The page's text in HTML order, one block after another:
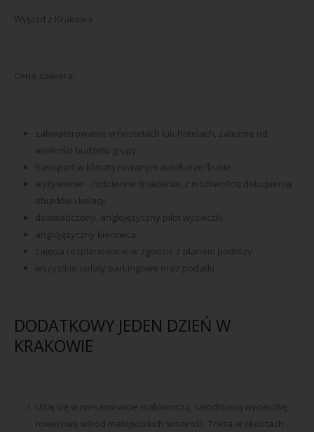
Wyjazd z Krakowa
Cena zawiera:
zakwaterowanie w hostelach lub hotelach, zależnie od
wielkości budżetu grupy
transport w klimatyzowanym autokarze/busie
wyżywienie - codzienne śniadania, z możliwością dokupienia
obiadów i kolacji
doświadczony, anglojęzyczny pilot wycieczki
anglojęzyczny kierowca
zajęcia rozplanowane w zgodzie z planem podróży
wszystkie opłaty parkingowe oraz podatki
DODATKOWY JEDEN DZIEŃ W
KRAKOWIE
Udaj się w niesamowicie malowniczą, całodniową wycieczkę
rowerową wśród małopolskich winorośli. Trasa w okolicach